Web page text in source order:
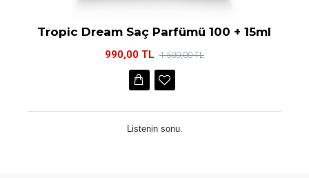
Tropic Dream Saç Parfümü 100 + 15ml
990,00 TL 1.500,00 TL
Listenin sonu.